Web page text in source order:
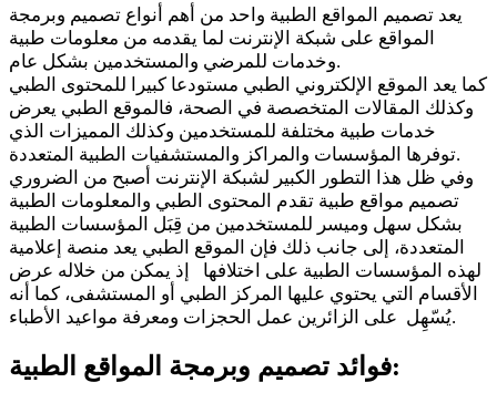
يعد تصميم المواقع الطبية واحد من أهم أنواع تصميم وبرمجة
المواقع على شبكة الإنترنت لما يقدمه من معلومات طبية
وخدمات للمرضي والمستخدمين بشكل عام.
كما يعد الموقع الإلكتروني الطبي مستودعا كبيرا للمحتوى الطبي
وكذلك المقالات المتخصصة في الصحة، فالموقع الطبي يعرض
خدمات طبية مختلفة للمستخدمين وكذلك المميزات الذي
توفرها المؤسسات والمراكز والمستشفيات الطبية المتعددة.
وفي ظل هذا التطور الكبير لشبكة الإنترنت أصبح من الضروري
تصميم مواقع طبية تقدم المحتوى الطبي والمعلومات الطبية
بشكل سهل وميسر للمستخدمين من قِبَل المؤسسات الطبية
المتعددة، إلى جانب ذلك فإن الموقع الطبي يعد منصة إعلامية
لهذه المؤسسات الطبية على اختلافها إذ يمكن من خلاله عرض
الأقسام التي يحتوي عليها المركز الطبي أو المستشفى، كما أنه
يُسّهِل على الزائرين عمل الحجزات ومعرفة مواعيد الأطباء.
فوائد تصميم وبرمجة المواقع الطبية: